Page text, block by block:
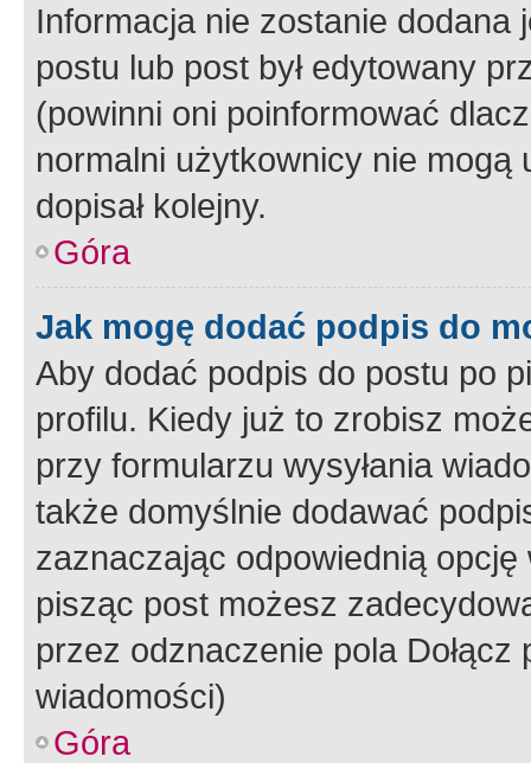
Informacja nie zostanie dodana
postu lub post był edytowany
(powinni oni poinformować
normalni użytkownicy nie
dopisał kolejny.
Góra
Jak mogę dodać podpis do
Aby dodać podpis do postu po
profilu. Kiedy już to zrobisz
przy formularzu wysyłania
także domyślnie dodawać
zaznaczając odpowiednią
pisząc post możesz
przez odznaczenie pola
wiadomości)
Góra